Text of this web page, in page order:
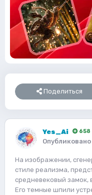
Поделиться
Yes_Ai 658
Опубликовано
На изображении,
стиле реализма,
средневековый
Его темные шпили